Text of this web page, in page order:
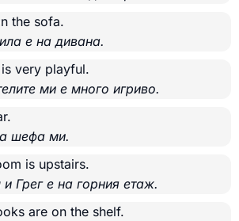
the sofa.
е на дивана.
very playful.
ми е много игриво.
шефа ми.
is upstairs.
Грег е на горния етаж.
are on the shelf.